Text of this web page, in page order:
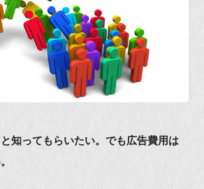
知ってもらいたい。でも広告費用は